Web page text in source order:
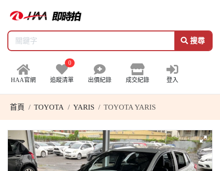
搜尋
HAA官網
0
追蹤清單 出價紀錄 成交紀錄 登入
首頁 TOYOTA YARIS TOYOTA YARIS